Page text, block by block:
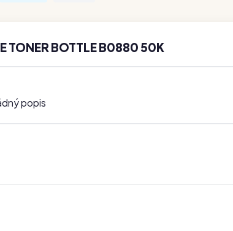
TONER BOTTLE B0880 50K
popis